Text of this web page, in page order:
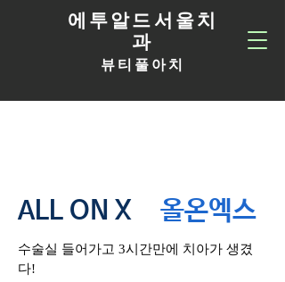
에투알드서울치
과
뷰티풀아치
ALL ON X 올온엑스
​수술실 들어가고 3시간만에 치아가 생겼
다!